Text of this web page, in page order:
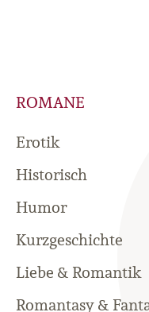
ROMANE
Erotik
Historisch
Humor
Kurzgeschichte
Liebe & Romantik
Romantasy &